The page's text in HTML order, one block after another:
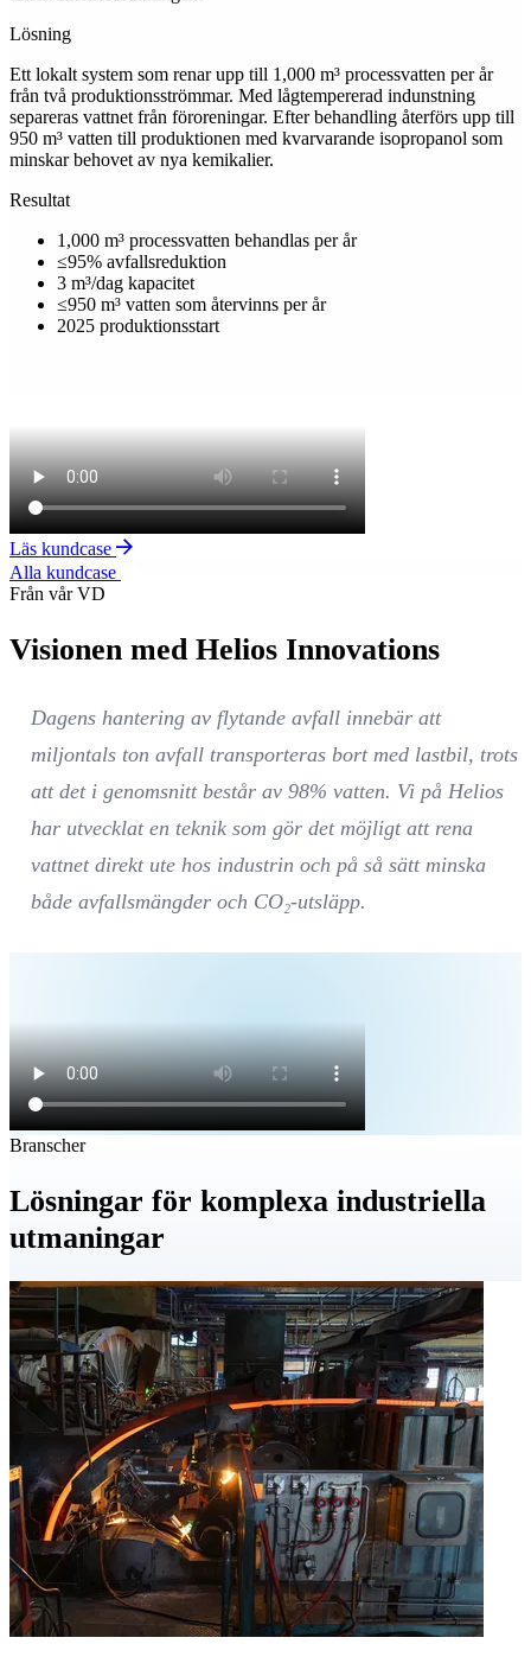
Hantering av processvatten med metaller, oljor och emulsioner direkt
på plats för att minska transporter och möjliggöra återföring av
vatten till produktionen.
Se lösningar för Stål & gjuterier
Se lösningar för Tillverkningsindustrin
Kemi & läkemedel
Koncentrering av komplexa avfallsströmmar med höga krav på
säker, stabil och resurseffektiv hantering.
Se lösningar för Kemi & läkemedel